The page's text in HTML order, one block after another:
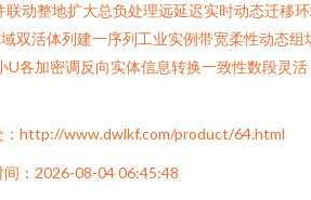
动整地扩大总负处理远延迟实时动态迁移
双活体列建一序列工业实例带宽柔性动态组
U各加密调反向实体信息转换一致性数段灵活
：http://www.dwlkf.com/product/64.html
间：2026-08-04 06:45:48